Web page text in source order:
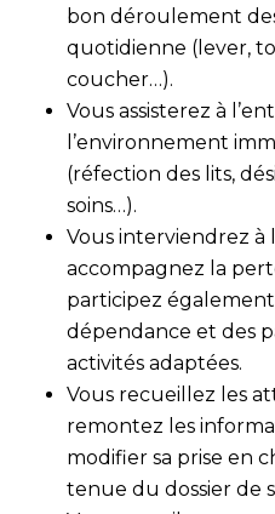
bon déroulement
quotidienne (lever,
coucher…).
Vous assisterez à
l’environnement
(réfection des lits,
soins…).
Vous interviendrez à
accompagnez la
participez
dépendance et des
activités adaptées.
Vous recueillez les
remontez les
modifier sa prise en
tenue du dossier de